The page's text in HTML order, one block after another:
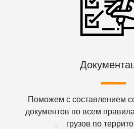
Поможем с составлением
документов по всем
грузов по